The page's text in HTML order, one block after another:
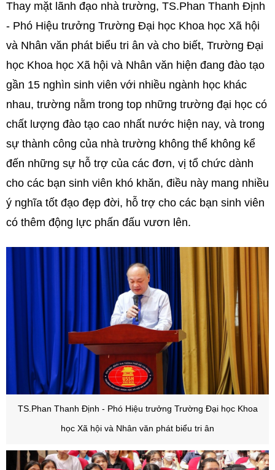
Thay mặt lãnh đạo nhà trường, TS.Phan Thanh Định
- Phó Hiệu trưởng Trường Đại học Khoa học Xã hội
và Nhân văn phát biểu tri ân và cho biết, Trường Đại
học Khoa học Xã hội và Nhân văn hiện đang đào tạo
gần 15 nghìn sinh viên với nhiều ngành học khác
nhau, trường nằm trong top những trường đại học có
chất lượng đào tạo cao nhất nước hiện nay, và trong
sự thành công của nhà trường không thể không kể
đến những sự hỗ trợ của các đơn, vị tổ chức dành
cho các bạn sinh viên khó khăn, điều này mang nhiều
ý nghĩa tốt đạo đẹp đời, hỗ trợ cho các bạn sinh viên
có thêm động lực phấn đấu vươn lên.
TS.Phan Thanh Định - Phó Hiệu trưởng Trường Đại học Khoa
học Xã hội và Nhân văn phát biểu tri ân